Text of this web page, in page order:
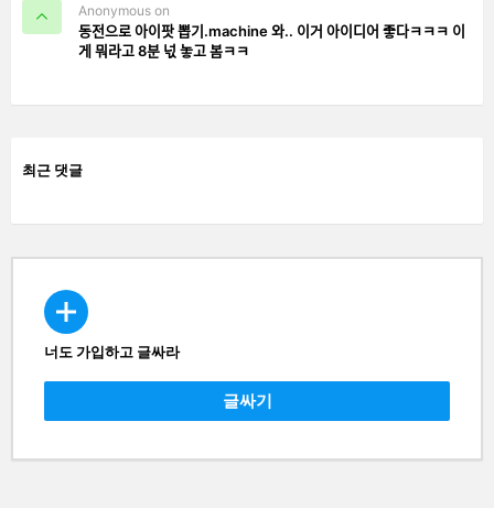
Anonymous on
동전으로 아이팟 뽑기.machine 와.. 이거 아이디어 좋다ㅋㅋㅋ 이
게 뭐라고 8분 넋 놓고 봄ㅋㅋ
최근 댓글
CREATE
너도 가입하고 글싸라
글싸기